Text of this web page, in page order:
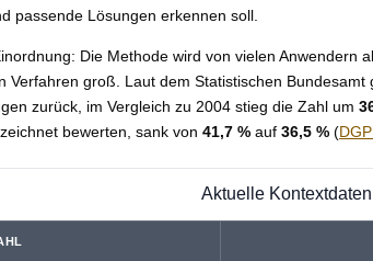
passende Lösungen erkennen soll.
Die Methode wird von vielen
Verfahren groß. Laut dem Statistischen Bundesamt
zurück, im Vergleich zu 2004 stieg die Zahl um
bewerten, sank von 41,7 % auf 36,5 % (
Aktuelle